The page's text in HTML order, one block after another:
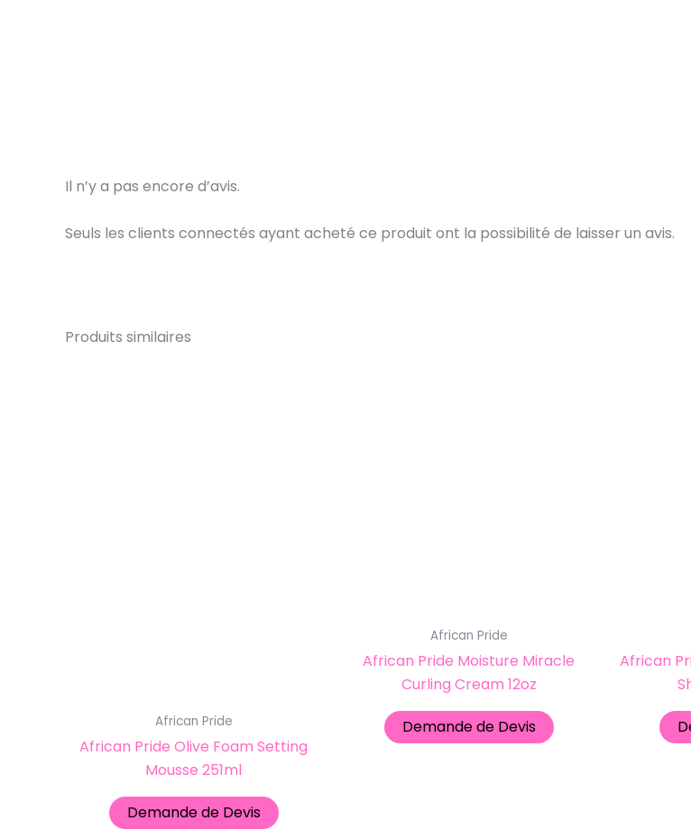
Il n’y a pas encore d’avis.
Seuls les clients connectés ayant acheté ce produit ont la possibilité de laisser un avis.
Produits similaires
African Pride
African Pride Olive Foam Setting
Mousse 251ml
Demande de Devis
African Pride
African Pride Moisture Miracle
Curling Cream 12oz
Demande de Devis
African